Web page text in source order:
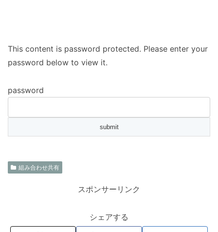
This content is password protected. Please enter your
password below to view it.
password
組み合わせ共有
スポンサーリンク
シェアする